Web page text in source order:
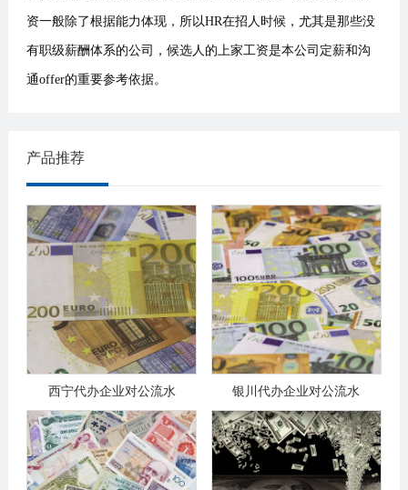
资一般除了根据能力体现，所以HR在招人时候，尤其是那些没
有职级薪酬体系的公司，候选人的上家工资是本公司定薪和沟
通offer的重要参考依据。
产品推荐
西宁代办企业对公流水 银川代办企业对公流水